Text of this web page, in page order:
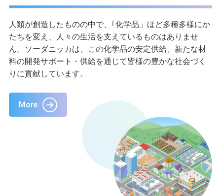
人類が創造したものの中で、｢化学品」ほど多種多様にか
たちを変え、人々の生活を支えているものはありませ
ん。ソーダニッカは、この化学品の安定供給、新たな材
料の開発サポート・供給を通じて皆様の豊かな社会づく
りに貢献しています。
More